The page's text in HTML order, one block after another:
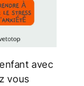
avec
vous